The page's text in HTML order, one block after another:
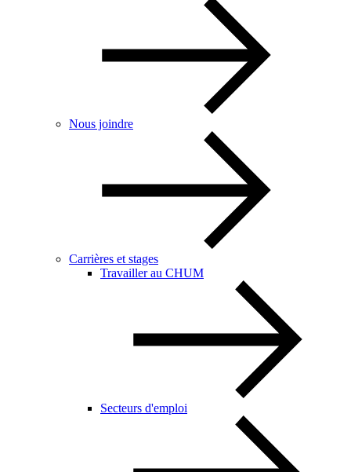
Nous joindre
Carrières et stages
Travailler au CHUM
Secteurs d'emploi